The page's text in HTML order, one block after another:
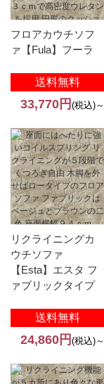
フロアカウチソフ
ァ【Fula】フーラ
送料無料
33,770円 (税込)～
リクライニングカ
ウチソファ
【Esta】エスタ フ
ァブリックタイプ
送料無料
24,860円 (税込)～